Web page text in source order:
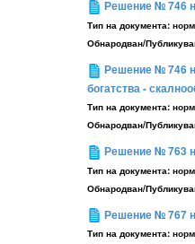
Решение № 746
Тип на документа:
Обнародван/
Решение № 746
богатства -
Тип на документа:
Обнародван/
Решение № 763
Тип на документа:
Обнародван/
Решение № 767
Тип на документа: